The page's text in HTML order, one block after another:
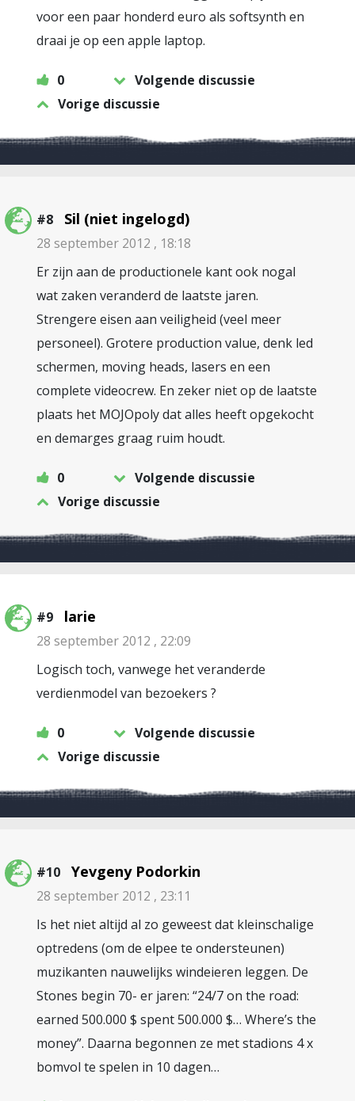
voor een paar honderd euro als softsynth en
draai je op een apple laptop.
0
Volgende discussie
Vorige discussie
#8 Sil (niet ingelogd)
28 september 2012 , 18:18
Er zijn aan de productionele kant ook nogal
wat zaken veranderd de laatste jaren.
Strengere eisen aan veiligheid (veel meer
personeel). Grotere production value, denk led
schermen, moving heads, lasers en een
complete videocrew. En zeker niet op de laatste
plaats het MOJOpoly dat alles heeft opgekocht
en demarges graag ruim houdt.
0
Volgende discussie
Vorige discussie
#9 larie
28 september 2012 , 22:09
Logisch toch, vanwege het veranderde
verdienmodel van bezoekers ?
0
Volgende discussie
Vorige discussie
#10 Yevgeny Podorkin
28 september 2012 , 23:11
Is het niet altijd al zo geweest dat kleinschalige
optredens (om de elpee te ondersteunen)
muzikanten nauwelijks windeieren leggen. De
Stones begin 70- er jaren: “24/7 on the road:
earned 500.000 $ spent 500.000 $… Where’s the
money”. Daarna begonnen ze met stadions 4 x
bomvol te spelen in 10 dagen…